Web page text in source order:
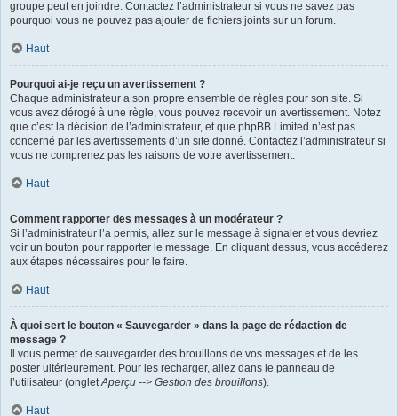
groupe peut en joindre. Contactez l’administrateur si vous ne savez pas
pourquoi vous ne pouvez pas ajouter de fichiers joints sur un forum.
Haut
Pourquoi ai-je reçu un avertissement ?
Chaque administrateur a son propre ensemble de règles pour son site. Si
vous avez dérogé à une règle, vous pouvez recevoir un avertissement. Notez
que c’est la décision de l’administrateur, et que phpBB Limited n’est pas
concerné par les avertissements d’un site donné. Contactez l’administrateur si
vous ne comprenez pas les raisons de votre avertissement.
Haut
Comment rapporter des messages à un modérateur ?
Si l’administrateur l’a permis, allez sur le message à signaler et vous devriez
voir un bouton pour rapporter le message. En cliquant dessus, vous accéderez
aux étapes nécessaires pour le faire.
Haut
À quoi sert le bouton « Sauvegarder » dans la page de rédaction de
message ?
Il vous permet de sauvegarder des brouillons de vos messages et de les
poster ultérieurement. Pour les recharger, allez dans le panneau de
l’utilisateur (ongletAperçu --> Gestion des brouillons).
Haut